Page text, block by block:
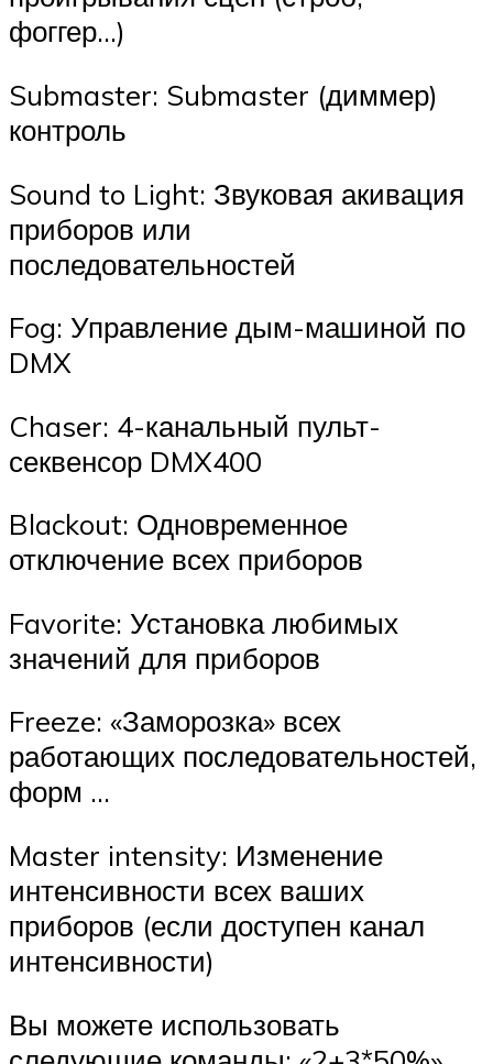
фоггер…)
Submaster: Submaster (диммер)
контроль
Sound to Light: Звуковая акивация
приборов или
последовательностей
Fog: Управление дым-машиной по
DMX
Chaser: 4-канальный пульт-
секвенсор DMX400
Blackout: Одновременное
отключение всех приборов
Favorite: Установка любимых
значений для приборов
Freeze: «Заморозка» всех
работающих последовательностей,
форм …
Master intensity: Изменение
интенсивности всех ваших
приборов (если доступен канал
интенсивности)
Вы можете использовать